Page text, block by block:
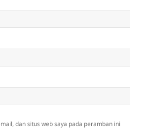
dan situs web saya pada peramban ini